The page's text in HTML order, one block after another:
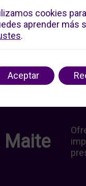
Maite
cookies
aprender más
.
Aceptar